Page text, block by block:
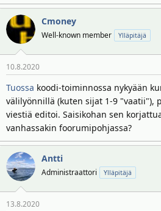
Cmoney
Well-known member Ylläpitäjä
10.8.2020
Tuossa koodi-toiminnossa nykyään
välilyönnillä (kuten sijat 1-9 "vaatii"),
viestiä editoi. Saisikohan sen
vanhassakin foorumipohjassa?
Antti
Administraattori Ylläpitäjä
13.8.2020